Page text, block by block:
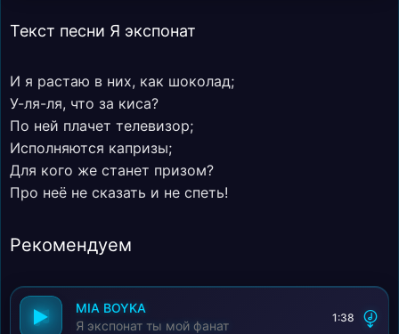
Текст песни Я экспонат
И я растаю в них, как шоколад;
У-ля-ля, что за киса?
По ней плачет телевизор;
Исполняются капризы;
Для кого же станет призом?
Про неё не сказать и не спеть!
Рекомендуем
MIA BOYKA
Я экспонат ты мой фанат
1:38